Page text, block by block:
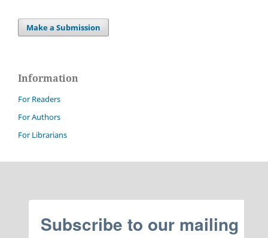
Make a Submission
Information
For Readers
For Authors
For Librarians